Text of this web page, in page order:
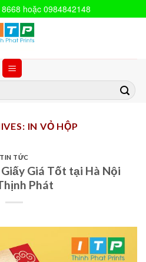
hoặc 0984842148
IN VỎ HỘP
TIN TỨC
Giá Tốt tại Hà Nội
Phát